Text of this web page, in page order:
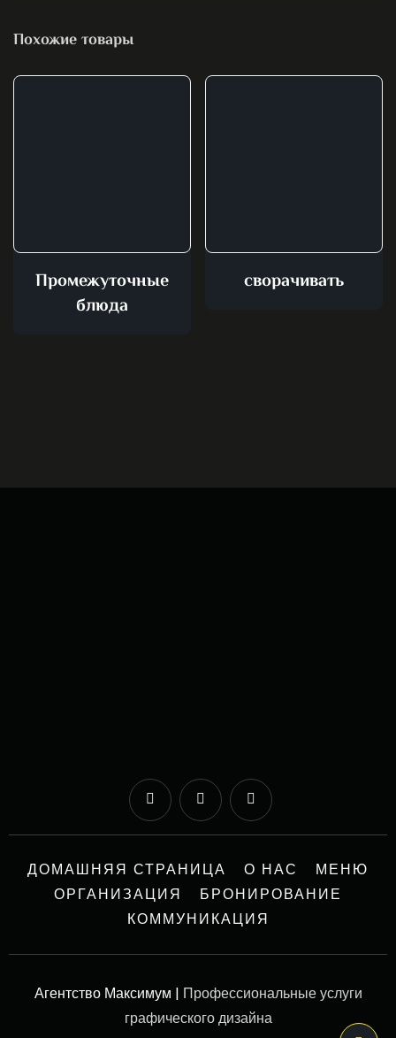
Похожие товары
Промежуточные
блюда
сворачивать
ДОМАШНЯЯ СТРАНИЦА О НАС
МЕНЮ
ОРГАНИЗАЦИЯ
БРОНИРОВАНИЕ
КОММУНИКАЦИЯ
Агентство Максимум | Профессиональные услуги
графического дизайна